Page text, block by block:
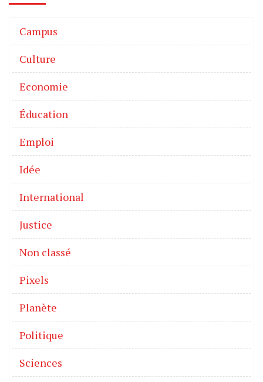
Campus
Culture
Economie
Éducation
Emploi
Idée
International
Justice
Non classé
Pixels
Planète
Politique
Sciences